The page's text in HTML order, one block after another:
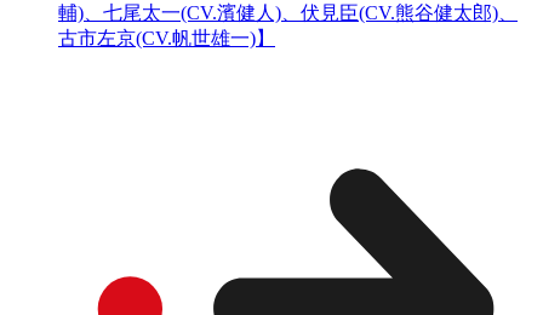
輔)、七尾太一(CV.濱健人)、伏見臣(CV.熊谷健太郎)、
古市左京(CV.帆世雄一)】